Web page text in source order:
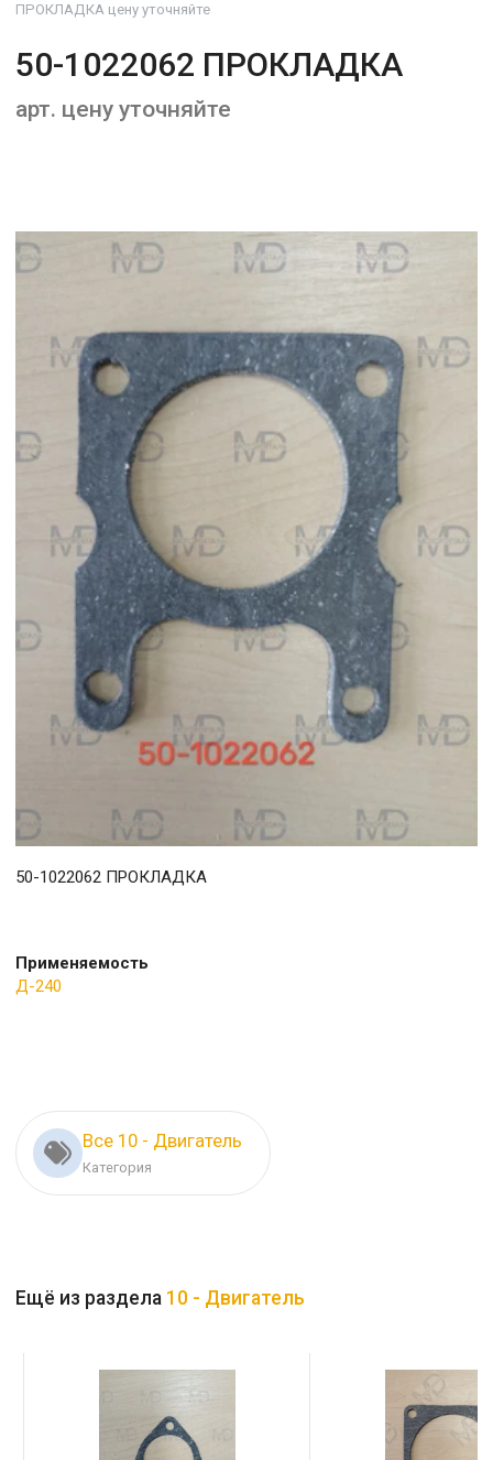
ПРОКЛАДКА цену уточняйте
50-1022062 ПРОКЛАДКА
арт. цену уточняйте
50-1022062 ПРОКЛАДКА
Применяемость
Д-240
Все 10 - Двигатель
Категория
Ещё из раздела 10 - Двигатель